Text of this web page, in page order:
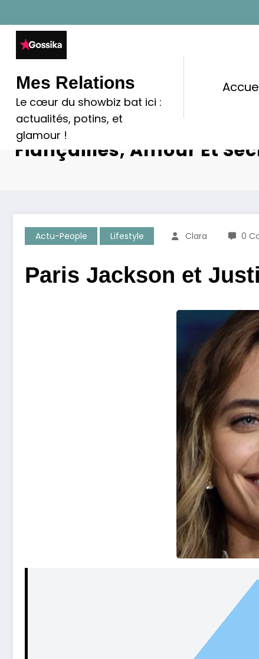
au
contenu
Mes Relations
Le cœur du showbiz bat ici :
actualités, potins, et
glamour !
Paris Jackson Et Justin
Fiançailles, Amour Et
Actu-People Lifestyle Clara 0
Paris Jackson et